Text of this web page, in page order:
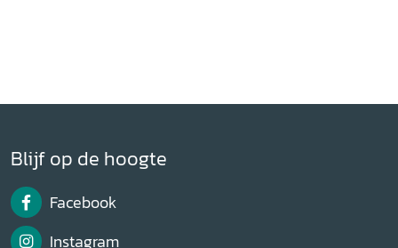
Blijf op de hoogte
Facebook
Instagram